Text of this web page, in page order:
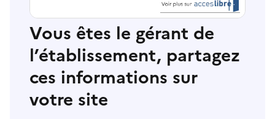
Vous êtes le gérant de
l’établissement, partagez
ces informations sur
votre site